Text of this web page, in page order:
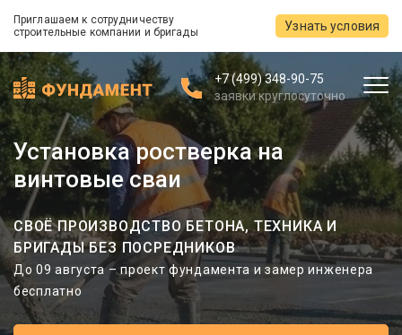
Приглашаем к сотрудничеству
строительные компании и бригады
Узнать условия
+7 (499) 348-90-75
заявки круглосуточно
Установка ростверка на
винтовые сваи
СВОЁ ПРОИЗВОДСТВО БЕТОНА, ТЕХНИКА И
БРИГАДЫ БЕЗ ПОСРЕДНИКОВ
До 09 августа – проект фундамента и замер инженера
бесплатно